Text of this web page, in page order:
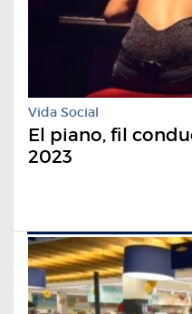
Vida Social
El piano, fil
2023